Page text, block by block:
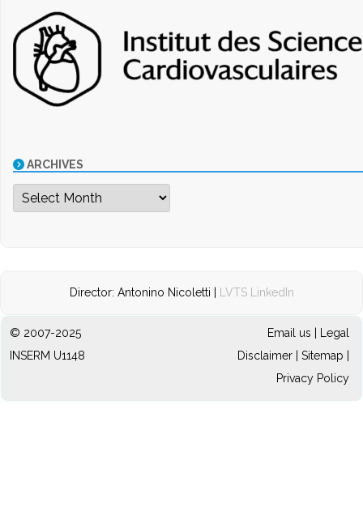
ARCHIVES
Archives
Director: Antonino Nicoletti | LVTS LinkedIn
© 2007-2025
INSERM U1148
Email us
Legal
Disclaimer| Sitemap
Privacy Policy